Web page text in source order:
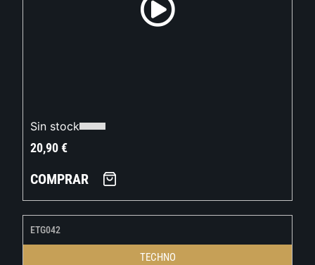
Sin stock
20,90€
COMPRAR
ETG042
TECHNO